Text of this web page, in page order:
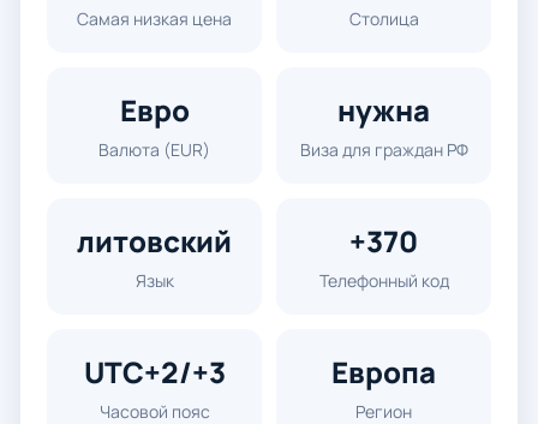
Самая низкая цена Столица
Евро
Валюта (EUR)
нужна
Виза для граждан РФ
литовский
Язык
+370
Телефонный код
UTC+2/+3
Часовой пояс
Европа
Регион